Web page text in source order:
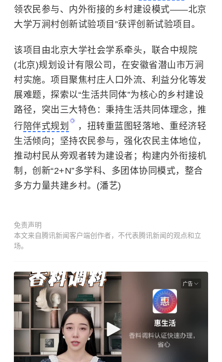
领农民参与、内外衔接的乡村建设模式——北京
大学万涧村创新试验项目”获评创新试验项目。
该项目由北京大学社会学系牵头，联合中规院
(北京)规划设计有限公司，在安徽省潜山市万涧
村实施。项目聚焦村庄人口外流、利益分化等发
展难题，探索以“生活共同体”为核心的乡村建设
路径，突出三大特色：秉持生活共同体理念，推
行 陪伴式规划
，扭转重蓝图轻落地、重经济轻
生活倾向；坚持农民参与，强化农民主体地位，
推动村民从旁观者转为建设者；构建内外衔接机
制，创新“2+N”多学科、多团体协同模式，整合
多方力量共建乡村。(潘艺)
免责声明
本文来自腾讯新闻客户端创作者，不代表腾讯新闻的观点和立
场。
广告